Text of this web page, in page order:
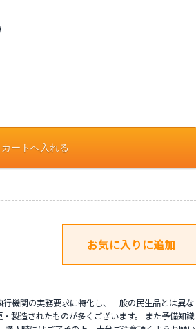
機関の実務要求に特化し、一般の民生品とは異な
製造されたものが多くございます。 また予備知識